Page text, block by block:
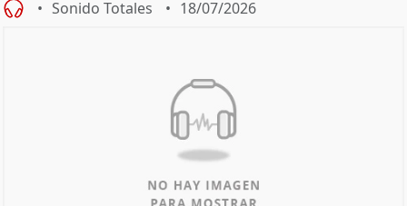
Sonido Totales 18/07/2026